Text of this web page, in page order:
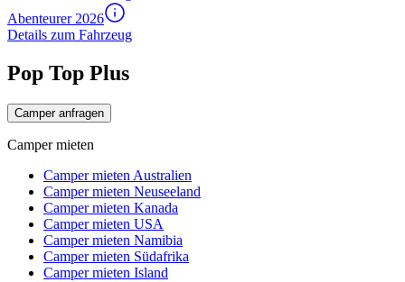
Abenteurer 2026
Details zum Fahrzeug
Pop Top Plus
Camper anfragen
Camper mieten
Camper mieten Australien
Camper mieten Neuseeland
Camper mieten Kanada
Camper mieten USA
Camper mieten Namibia
Camper mieten Südafrika
Camper mieten Island